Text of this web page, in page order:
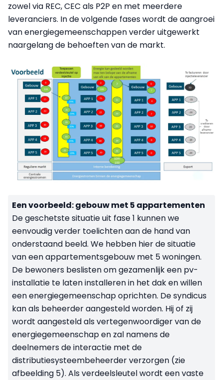
zowel via REC, CEC als P2P en met meerdere
leveranciers. In de volgende fases wordt de aangroei
van energiegemeenschappen verder uitgewerkt
naargelang de behoeften van de markt.
Een voorbeeld: gebouw met 5 appartementen
De geschetste situatie uit fase 1 kunnen we
eenvoudig verder toelichten aan de hand van
onderstaand beeld. We hebben hier de situatie
van een appartementsgebouw met 5 woningen.
De bewoners beslisten om gezamenlijk een pv-
installatie te laten installeren in het dak en willen
een energiegemeenschap oprichten. De syndicus
kan als beheerder aangesteld worden. Hij of zij
wordt aangesteld als vertegenwoordiger van de
energiegemeenschap en zal namens de
deelnemers de interactie met de
distributiesysteembeheerder verzorgen (zie
afbeelding 5). Als verdeelsleutel wordt een vaste